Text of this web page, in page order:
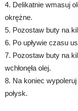
4. Delikatnie wmasuj
okrężne.
5. Pozostaw buty na
6. Po upływie czasu
7. Pozostaw buty na
wchłonęła olej.
8. Na koniec
połysk.